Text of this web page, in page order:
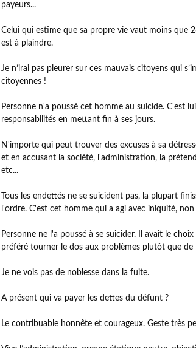
payeurs...
Celui qui estime que sa propre vie vaut moins que
est à plaindre.
Je n’irai pas pleurer sur ces mauvais citoyens qui
citoyennes !
Personne n'a poussé cet homme au suicide. C'est
responsabilités en mettant fin à ses jours.
N'importe qui peut trouver des excuses à sa
et en accusant la société, l'administration, la
etc...
Tous les endettés ne se suicident pas, la plupart
l'ordre. C'est cet homme qui a agi avec iniquité, non
Personne ne l'a poussé à se suicider. Il avait le
préféré tourner le dos aux problèmes plutôt que de
Je ne vois pas de noblesse dans la fuite.
A présent qui va payer les dettes du défunt ?
Le contribuable honnête et courageux. Geste très